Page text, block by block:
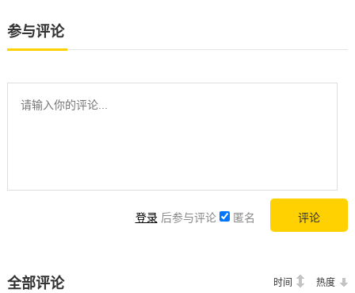
参与评论
登录 后参与评论 匿名
全部评论 时间 热度